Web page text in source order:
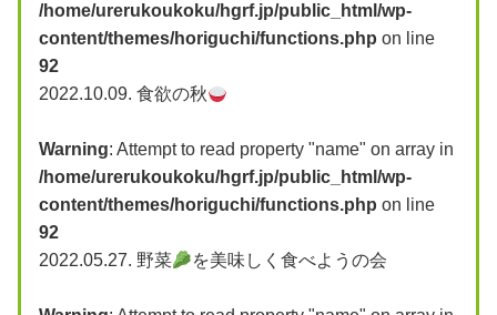
/home/urerukoukoku/hgrf.jp/public_html/wp-
content/themes/horiguchi/functions.php on line
92
2022.10.09. 食欲の秋
Warning: Attempt to read property "name" on array in
/home/urerukoukoku/hgrf.jp/public_html/wp-
content/themes/horiguchi/functions.php on line
92
2022.05.27. 野菜 を美味しく食べようの会